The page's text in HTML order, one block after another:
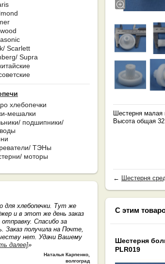
Scarlett
Supra
хлебопечки
мешалки
подшипники/
ТЭНы
моторы
для хлебопечки. Тут же
и в этот же день заказ
Спасибо за
Заказ получила на Почте,
нет. Удачи Вашему
далее]»
Наталья Карпенко
волгоград
Шестерня малая
Высота общая
← Шестерня
С этим
Шестерня
PLR019